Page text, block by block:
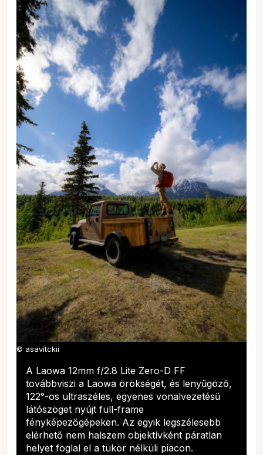
© asavitckii
A Laowa 12mm f/2.8 Lite Zero-D FF
továbbviszi a Laowa örökségét, és lenyűgöző,
122°-os ultraszéles, egyenes vonalvezetésű
látószöget nyújt full-frame
fényképezőgépeken. Az egyik legszélesebb
elérhető nem halszem objektívként páratlan
helyet foglal el a tükör nélküli piacon.